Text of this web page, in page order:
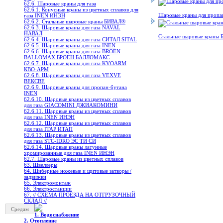
62.6. Шаровые краны для газа
62.6.1. Конусные краны из цветных сплавов для
газа INEN ИНЭН
62.6.2. Стальные шаровые краны БИВАЛ®
62.6.3. Шаровые краны для газа NAVAL
НАВАЛ
62.6.4. Шаровые краны для газа СИТАЛ SITAL
62.6.5. Шаровые краны для газа INEN
62.6.6. Шаровые краны для газа BROEN
BALLOMAX БРОЕН БАЛЛОМАКС
62.6.7. Шаровые краны для газа KVOARM
КВО-АРМ
62.6.8. Шаровые краны для газа VEXVE
ВЕКСВЕ
62.6.9. Шаровые краны для пропан-бутана
INEN
62.6.10. Шаровые краны из цветных сплавов
для газа GIACOMINI ДЖИАКОМИНИ
62.6.11. Шаровые краны из цветных сплавов
для газа INEN ИНЭН
62.6.12. Шаровые краны из цветных сплавов
для газа ITAP ИТАП
62.6.13. Шаровые краны из цветных сплавов
для газа STC-IDRO ЭС ТИ СИ
62.6.14. Шаровые краны латунные
хромированные для газа INEN ИНЭН
62.7. Шаровые краны из цветных сплавов
63. Швеллеры
64. Шиберные ножевые и щитовые затворы /
задвижки
65. Электромонтаж
66. Электростанции
67. // СХЕМА ПРОЕЗДА НА ОТГРУЗОЧНЫЙ
СКЛАД //
Средам
1. Водоснабжение
2. Отопление
Шаровые краны для
Стальные шаровые